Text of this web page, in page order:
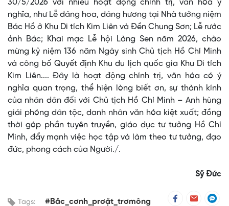
30/5/2026 với nhiều hoạt động chính trị, văn hóa ý
nghĩa, như Lễ dâng hoa, dâng hương tại Nhà tưởng niệm
Bác Hồ ở Khu Di tích Kim Liên và Đền Chung Sơn; Lễ rước
ảnh Bác; Khai mạc Lễ hội Làng Sen năm 2026, chào
mừng kỷ niệm 136 năm Ngày sinh Chủ tịch Hồ Chí Minh
và công bố Quyết định Khu du lịch quốc gia Khu Di tích
Kim Liên.... Đây là hoạt động chính trị, văn hóa có ý
nghĩa quan trọng, thể hiện lòng biết ơn, sự thành kính
của nhân dân đối với Chủ tịch Hồ Chí Minh – Anh hùng
giải phóng dân tộc, danh nhân văn hóa kiệt xuất; đồng
thời góp phần tuyên truyền, giáo dục tư tưởng Hồ Chí
Minh, đẩy mạnh việc học tập và làm theo tư tưởng, đạo
đức, phong cách của Người./.
Sỹ Đức
Tags: #Bâc_cơnh_prơặt_trơmông